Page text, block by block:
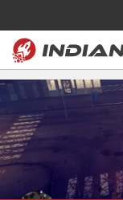
Magazín
Recenze
Videa